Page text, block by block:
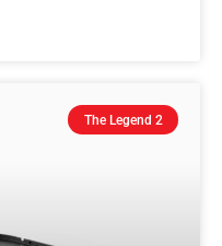
The Legend 2